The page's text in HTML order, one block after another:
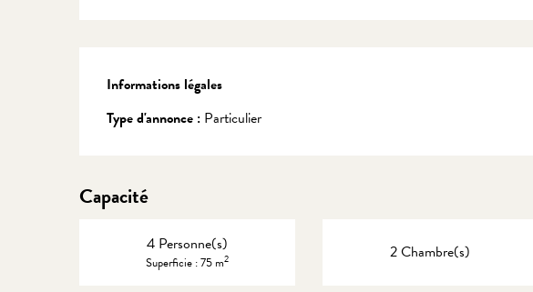
Informations légales
Informations légales
Type d'annonce : Particulier
Capacité
4 Personne(s)
Superficie : 75 m2 2 Chambre(s)